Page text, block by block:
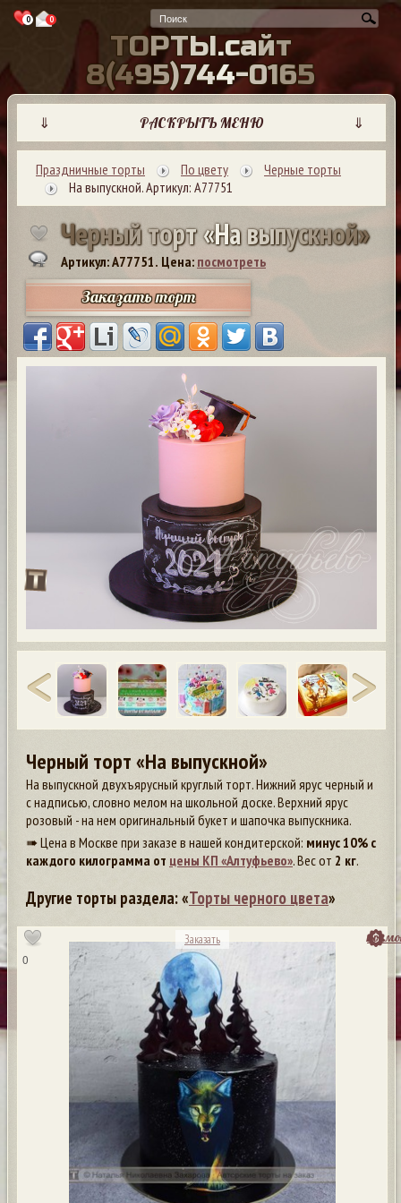
0 0
ТОРТЫ.сайт
8(495)744-0165
⇓ РАСКРЫТЬ МЕНЮ ⇓
Праздничные торты По цвету
Черные торты
На выпускной. Артикул: А77751
Черныйторт«Навыпускной»
Артикул: A77751. Цена: посмотреть
Заказать торт
Черный торт «На выпускной»
На выпускной двухъярусный круглый торт. Нижний ярус черный и
с надписью, словно мелом на школьной доске. Верхний ярус
розовый - на нем оригинальный букет и шапочка выпускника.
➠ Цена в Москве при заказе в нашей кондитерской: минус 10% с
каждого килограмма от цены КП «Алтуфьево». Вес от 2 кг.
Другие торты раздела: «Торты черного цвета»
0
Заказать